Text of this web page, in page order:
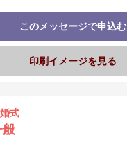
このメッセージで申込む
印刷イメージを見る
式
般